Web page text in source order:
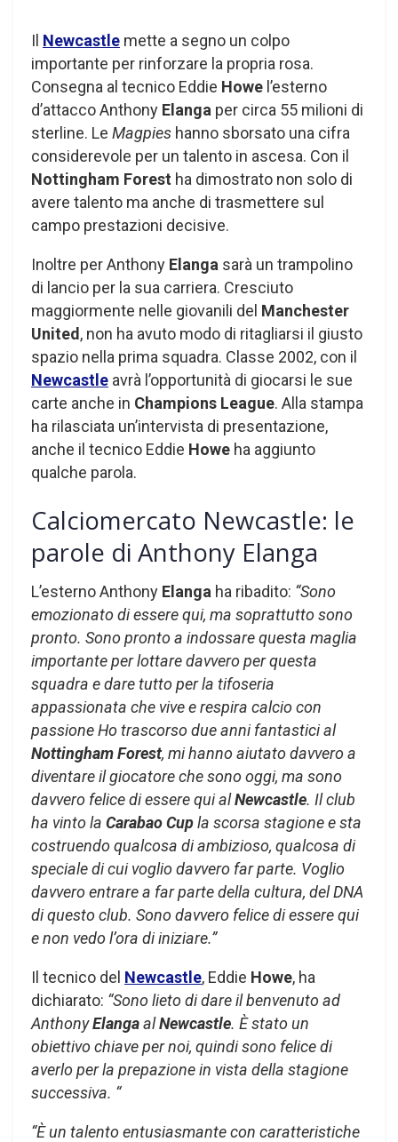
Il Newcastle mette a segno un colpo
importante per rinforzare la propria rosa.
Consegna al tecnico Eddie Howe l’esterno
d’attacco Anthony Elanga per circa 55 milioni di
sterline. Le Magpies hanno sborsato una cifra
considerevole per un talento in ascesa. Con il
Nottingham Forest ha dimostrato non solo di
avere talento ma anche di trasmettere sul
campo prestazioni decisive.
Inoltre per Anthony Elanga sarà un trampolino
di lancio per la sua carriera. Cresciuto
maggiormente nelle giovanili del Manchester
United , non ha avuto modo di ritagliarsi il giusto
spazio nella prima squadra. Classe 2002, con il
Newcastle avrà l’opportunità di giocarsi le sue
carte anche in Champions League. Alla stampa
ha rilasciata un’intervista di presentazione,
anche il tecnico Eddie Howe ha aggiunto
qualche parola.
Calciomercato Newcastle: le
parole di Anthony Elanga
L’esterno Anthony Elanga ha ribadito: “Sono
emozionato di essere qui, ma soprattutto sono
pronto. Sono pronto a indossare questa maglia
importante per lottare davvero per questa
squadra e dare tutto per la tifoseria
appassionata che vive e respira calcio con
passione Ho trascorso due anni fantastici al
Nottingham Forest, mi hanno aiutato davvero a
diventare il giocatore che sono oggi, ma sono
davvero felice di essere qui alNewcastle. Il club
ha vinto la Carabao Cupla scorsa stagione e sta
costruendo qualcosa di ambizioso, qualcosa di
speciale di cui voglio davvero far parte. Voglio
davvero entrare a far parte della cultura, del DNA
di questo club. Sono davvero felice di essere qui
e non vedo l’ora di iniziare.”
Il tecnico del Newcastle, Eddie Howe, ha
dichiarato: “Sono lieto di dare il benvenuto ad
AnthonyElangaalNewcastle. È stato un
obiettivo chiave per noi, quindi sono felice di
averlo per la prepazione in vista della stagione
successiva. “
“È un talento entusiasmante con caratteristiche